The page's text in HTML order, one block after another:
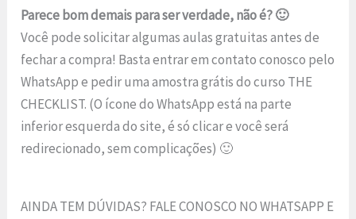
Parece bom demais para ser verdade, não é? 🙂
Você pode solicitar algumas aulas gratuitas antes de
fechar a compra! Basta entrar em contato conosco pelo
WhatsApp e pedir uma amostra grátis do curso THE
CHECKLIST. (O ícone do WhatsApp está na parte
inferior esquerda do site, é só clicar e você será
redirecionado, sem complicações) 🙂
AINDA TEM DÚVIDAS? FALE CONOSCO NO WHATSAPP E